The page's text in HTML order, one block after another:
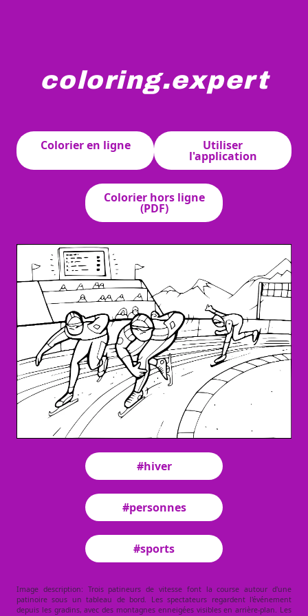
coloring.expert
Colorier en ligne
Utiliser
l'application
Colorier hors ligne
(PDF)
#hiver
#personnes
#sports
Image description: Trois patineurs de vitesse font la course autour d'une
patinoire sous un tableau de bord. Les spectateurs regardent l'événement
depuis les gradins, avec des montagnes enneigées visibles en arrière-plan. Les